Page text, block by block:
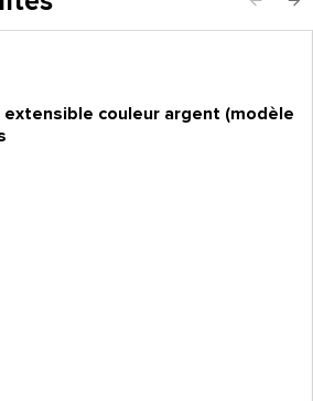
couleur argent (modèle